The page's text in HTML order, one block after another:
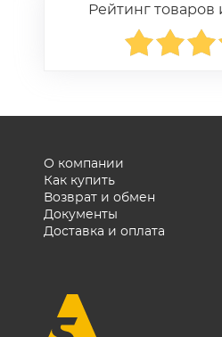
Рейтинг товаров
О компании
Как купить
Возврат и обмен
Документы
Доставка и оплата